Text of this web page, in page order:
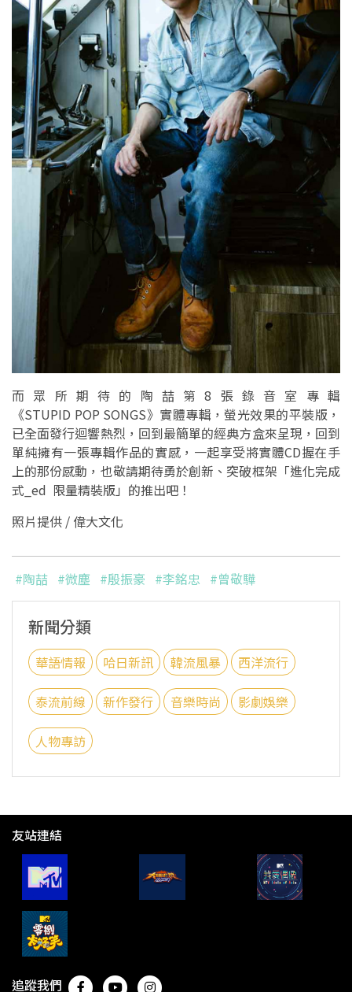
而眾所期待的陶喆第8張錄音室專輯
《STUPID POP SONGS》實體專輯，螢光效果的平裝版，
已全面發行迴響熱烈，回到最簡單的經典方盒來呈現，回到
單純擁有一張專輯作品的實感，一起享受將實體CD握在手
上的那份感動，也敬請期待勇於創新、突破框架「進化完成
式_ed 限量精裝版」的推出吧！
照片提供 / 偉大文化
#陶喆 #微塵 #殷振豪 #李銘忠 #曾敬驊
新聞分類
華語情報 哈日新訊 韓流風暴 西洋流行
泰流前線 新作發行 音樂時尚 影劇娛樂
人物專訪
友站連結
追蹤我們